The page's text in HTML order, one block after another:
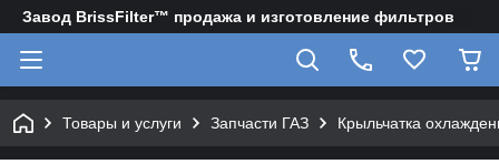
Завод BrissFilter™ продажа и изготовление фильтров
Товары и услуги Запчасти ГАЗ Крыльчатка